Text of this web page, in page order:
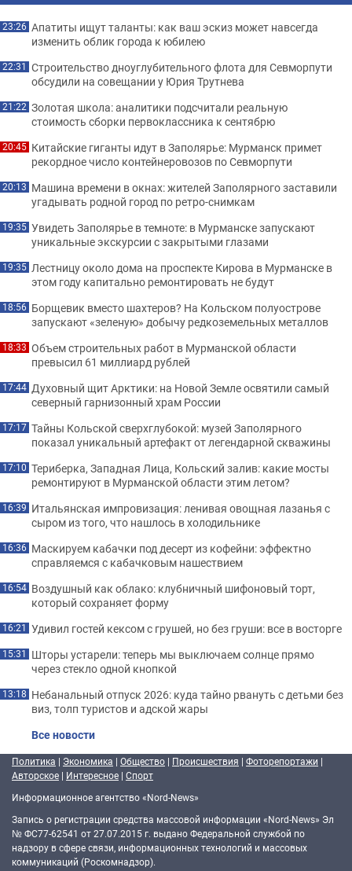
23:26 Апатиты ищут таланты: как ваш эскиз может навсегда
изменить облик города к юбилею
22:31 Строительство дноуглубительного флота для Севморпути
обсудили на совещании у Юрия Трутнева
21:22 Золотая школа: аналитики подсчитали реальную
стоимость сборки первоклассника к сентябрю
20:45 Китайские гиганты идут в Заполярье: Мурманск примет
рекордное число контейнеровозов по Севморпути
20:13 Машина времени в окнах: жителей Заполярного заставили
угадывать родной город по ретро-снимкам
19:35 Увидеть Заполярье в темноте: в Мурманске запускают
уникальные экскурсии с закрытыми глазами
19:35 Лестницу около дома на проспекте Кирова в Мурманске в
этом году капитально ремонтировать не будут
18:56 Борщевик вместо шахтеров? На Кольском полуострове
запускают «зеленую» добычу редкоземельных металлов
18:33 Объем строительных работ в Мурманской области
превысил 61 миллиард рублей
17:44 Духовный щит Арктики: на Новой Земле освятили самый
северный гарнизонный храм России
17:17 Тайны Кольской сверхглубокой: музей Заполярного
показал уникальный артефакт от легендарной скважины
17:10 Териберка, Западная Лица, Кольский залив: какие мосты
ремонтируют в Мурманской области этим летом?
16:39 Итальянская импровизация: ленивая овощная лазанья с
сыром из того, что нашлось в холодильнике
16:36 Маскируем кабачки под десерт из кофейни: эффектно
справляемся с кабачковым нашествием
16:54 Воздушный как облако: клубничный шифоновый торт,
который сохраняет форму
16:21 Удивил гостей кексом с грушей, но без груши: все в восторге
15:31 Шторы устарели: теперь мы выключаем солнце прямо
через стекло одной кнопкой
13:18 Небанальный отпуск 2026: куда тайно рвануть с детьми без
виз, толп туристов и адской жары
Все новости
Политика | Экономика | Общество | Происшествия | Фоторепортажи |
Авторское | Интересное | Спорт
Информационное агентство «Nord-News»
Запись о регистрации средства массовой информации «Nord-News» Эл
№ ФС77-62541 от 27.07.2015 г. выдано Федеральной службой по
надзору в сфере связи, информационных технологий и массовых
коммуникаций (Роскомнадзор).